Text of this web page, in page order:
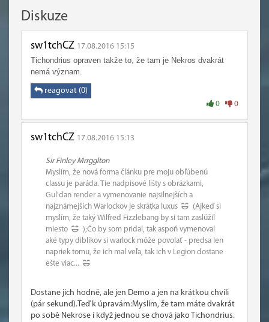
Diskuze
sw1tchCZ 17.08.2016 15:15
Tichondrius opraven takže to, že tam je Nekros dvakrát
nemá význam.
reagovat (0)
0 0
sw1tchCZ 17.08.2016 15:13
Sir Finley Mrrgglton
Myslím, že nová forma článku pre moju obľúbenú
classu je paráda. Tie nadpisové lišty s obrázkami,
Gul'dan render a vymenovanie najsilnejších a
najznámejších Warlockov je skrátka luxus
(Ajkeď si
myslím, že taký Wilfred Fizzlebang by si tam zaslúžil
miesto
);Čo by som pridal, tak aspoň vymenoval
aké typy diblíkov si warlock môže povolať - predsa len
napriek tomu, že ich mal veľa, tak ich v Legion dostane
ešte viac...
Dostane jich hodně, ale jen Demo a jen na krátkou chvíli
(pár sekund).Teď k úpravám:Myslím, že tam máte dvakrát
po sobě Nekrose i když jednou se chová jako Tichondrius.